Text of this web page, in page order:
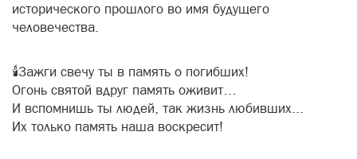
исторического прошлого во имя будущего
человечества.
🕯️Зажги свечу ты в память о погибших!
Огонь святой вдруг память оживит…
И вспомнишь ты людей, так жизнь любивших...
Их только память наша воскресит!